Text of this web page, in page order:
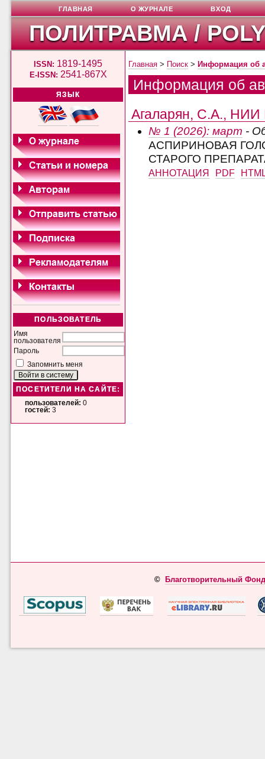
ПОЛИТРАВМА /
ISSN: 1819-1495
E-ISSN: 2541-867X
ЯЗЫК
ПОЛЬЗОВАТЕЛЬ
Имя
пользователя
Пароль
Запомнить меня
ПОСЕТИТЕЛИ НА САЙТЕ:
пользователей: 0
гостей: 3
ГЛАВНАЯ О ЖУРНАЛЕ ВХОД
Главная > Поиск > Информация об
Информация об
Агаларян, С.А., НИИ
№ 1 (2026): март -
АСПИРИНОВАЯ
СТАРОГО
АННОТАЦИЯ PDF
© Благотворительный